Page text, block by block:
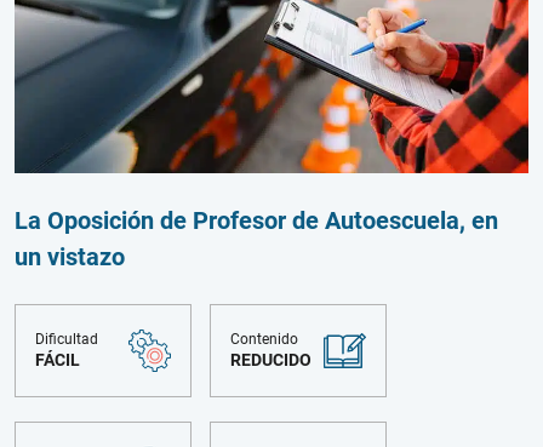
La Oposición de Profesor de Autoescuela, en
un vistazo
Dificultad
FÁCIL
Contenido
REDUCIDO